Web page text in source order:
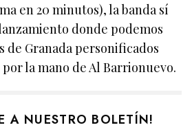
en 20 minutos), la banda sí
donde podemos
de Granada personificados
la mano de Al Barrionuevo.
A NUESTRO BOLETÍN!